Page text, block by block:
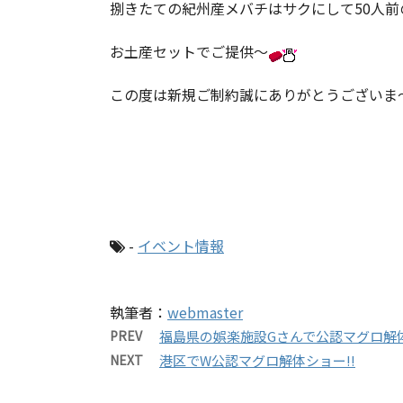
捌きたての紀州産メバチはサクにして50人前
お土産セットでご提供～
この度は新規ご制約誠にありがとうございま
- イベント情報
執筆者： webmaster
PREV 福島県の娯楽施設Gさんで公認マグロ解
NEXT 港区でW公認マグロ解体ショー!!